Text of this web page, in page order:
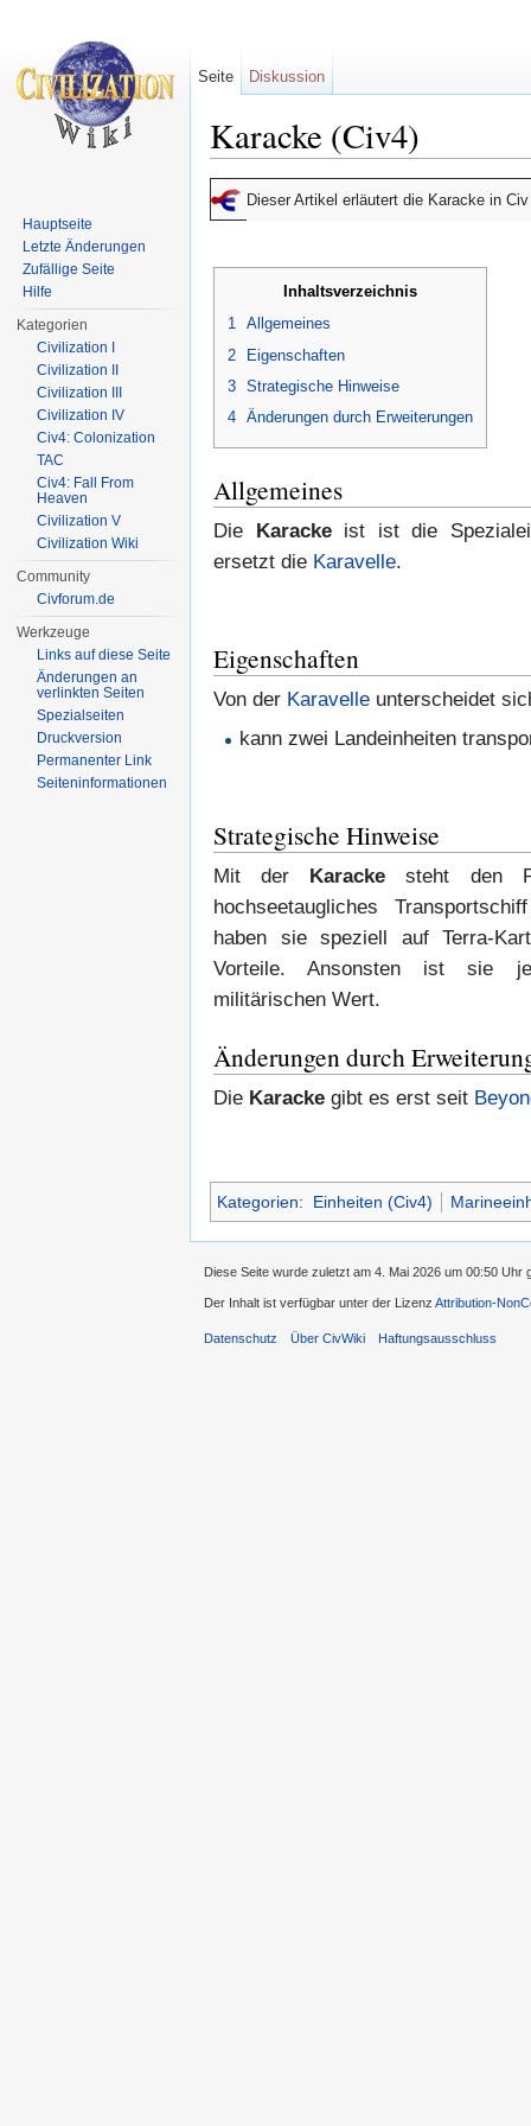
Karacke (Civ4)
Dieser Artikel erläutert die Karacke in
Inhaltsverzeichnis
1 Allgemeines
2
Eigenschaften
3 Strategische Hinweise
4 Änderungen durch Erweiterungen
Allgemeines
Die Karackeist ist die
ersetzt die Karavelle.
Eigenschaften
Von der Karavelle unterscheidet
kann zwei Landeinheiten
Strategische Hinweise
Mit der Karacke steht den
hochseetaugliches
haben sie speziell auf Terra-
Vorteile. Ansonsten ist sie
militärischen Wert.
Änderungen durch
Die Karacke gibt es erst seit
Kategorien: Einheiten (Civ4)
Seite Diskussion
Hauptseite
Letzte Änderungen
Zufällige Seite
Hilfe
Kategorien
Civilization I
Civilization II
Civilization III
Civilization IV
Civ4: Colonization
TAC
Civ4: Fall From
Heaven
Civilization V
Civilization Wiki
Community
Civforum.de
Werkzeuge
Links auf diese Seite
Änderungen an
verlinkten Seiten
Spezialseiten
Druckversion
Permanenter Link
Seiten­informationen
Diese Seite wurde zuletzt am 4. Mai 2026 um 00:50 Uhr
Der Inhalt ist verfügbar unter der Lizenz Attribution-
Datenschutz Über CivWiki Haftungsausschluss